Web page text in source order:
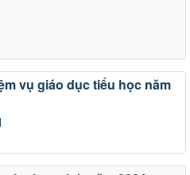
vụ giáo dục tiểu học năm